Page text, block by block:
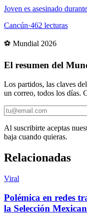
Joven es asesinado
Cancún·462 lecturas
⚽ Mundial 2026
El resumen del
Los partidos, las claves
un correo, todos los días.
Al suscribirte aceptas
baja cuando quieras.
Relacionadas
Viral
Polémica en redes
la Selección